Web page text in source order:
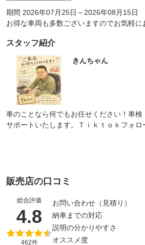
期間 2026年07月25日～2026年08月15日
お得な車両も多数ございますのでお気軽に
スタッフ紹介
きんちゃん
車のことなら何でもお任せください！車
サポートいたします。Ｔｉｋｔｏｋフォロ
販売店の口コミ
総合評価
4.8 （5点満点中
462件
お問い合わせ（見積り）
納車までの対応
説明の分かりやすさ
オススメ度